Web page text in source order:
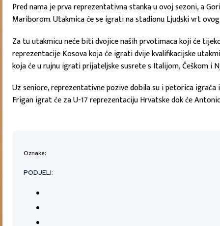
Pred nama je prva reprezentativna stanka u ovoj sezoni, a
Mariborom. Utakmica će se igrati na stadionu Ljudski vrt
Za tu utakmicu neće biti dvojice naših prvotimaca koji će
reprezentacije Kosova koja će igrati dvije kvalifikacijske
koja će u rujnu igrati prijateljske susrete s Italijom, Češkom i
Uz seniore, reprezentativne pozive dobila su i petorica igrača
Frigan igrat će za U-17 reprezentaciju Hrvatske dok će
Oznake:
PODJELI: